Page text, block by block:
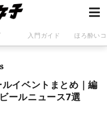
入門ガイド ほろ酔い
ルイベントまとめ｜編
ールニュース7選